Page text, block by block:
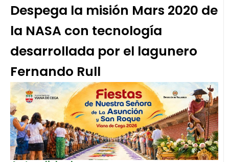
Despega la misión Mars 2020 de
la NASA con tecnología
desarrollada por el lagunero
Fernando Rull